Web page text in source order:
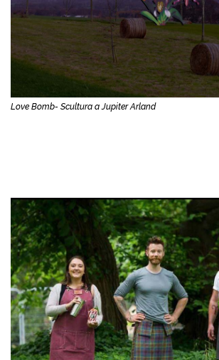
Love Bomb- Scultura a Jupiter Arland